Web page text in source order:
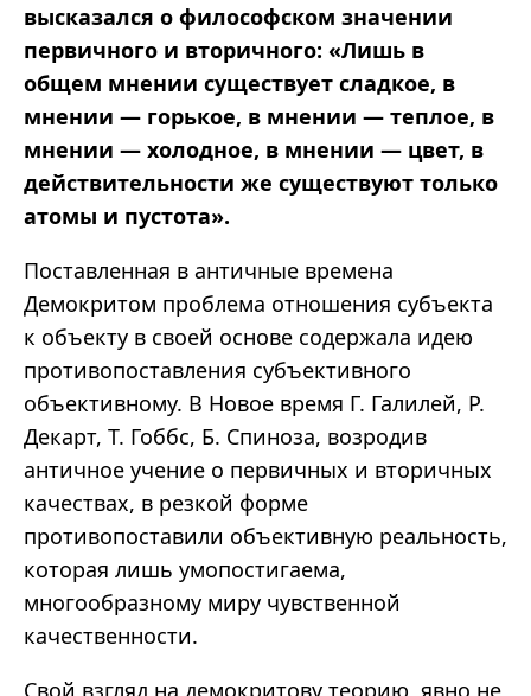
высказался о философском значении
первичного и вторичного: «Лишь в
общем мнении существует сладкое, в
мнении — горькое, в мнении — теплое, в
мнении — холодное, в мнении — цвет, в
действительности же существуют только
атомы и пустота».
Поставленная в античные времена
Демокритом проблема отношения субъекта
к объекту в своей основе содержала идею
противопоставления субъективного
объективному. В Новое время Г. Галилей, Р.
Декарт, Т. Гоббс, Б. Спиноза, возродив
античное учение о первичных и вторичных
качествах, в резкой форме
противопоставили объективную реальность,
которая лишь умопостигаема,
многообразному миру чувственной
качественности.
Свой взгляд на демокритову теорию, явно не